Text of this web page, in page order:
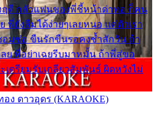
ฤดี กลัวแฟนของพี่ชี้หน้าด่าทอ ก็คน
พี่ยังลืมได้ง่ายๆเลยหนอ แค่ตัวเรา
มซ่อ ขืนรักขืนรอคงช้ำสักวัน ถ้า
ย พี่อย่าเฉยรีบมาหมั้น ถ้าพี่สู่ขอ
เตรียมรับเกลียวสัมพันธ์ ผิดหวังไม่
ง ดาวอุดร (KARAOKE)